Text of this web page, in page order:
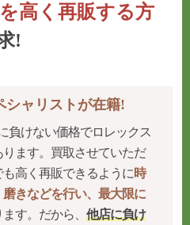
高く再販する方
!
シャリストが在籍!
負けない価格でロレックス
ます。買取させていただ
高く再販できるように時
きなどを行い、最大限に
ます。だから、他店に負け